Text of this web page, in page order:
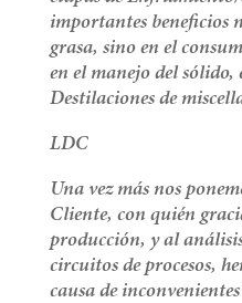
importantes beneficios
grasa, sino en el
en el manejo del sólido,
Destilaciones de
LDC
Una vez más nos
Cliente, con quién
producción, y al
circuitos de procesos,
causa de